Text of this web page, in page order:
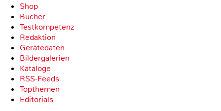
Shop
Bücher
Testkompetenz
Redaktion
Gerätedaten
Bildergalerien
Kataloge
RSS-Feeds
Topthemen
Editorials